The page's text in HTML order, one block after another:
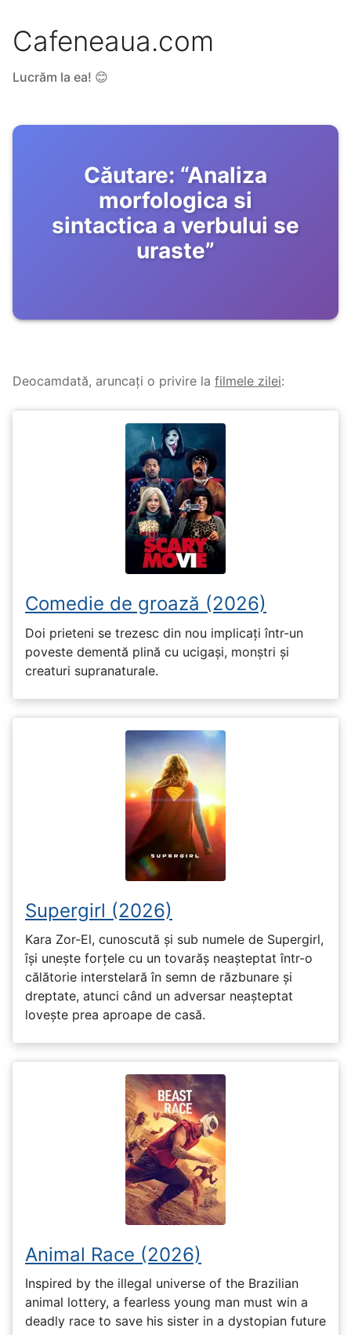
Cafeneaua.com
Lucrăm la ea! 😊
Căutare: “Analiza
morfologica si
sintactica a verbului se
uraste”
Deocamdată, aruncați o privire la filmele zilei:
Comedie de groază (2026)
Doi prieteni se trezesc din nou implicați într-un
poveste dementă plină cu ucigași, monștri și
creaturi supranaturale.
Supergirl (2026)
Kara Zor-El, cunoscută și sub numele de Supergirl,
își unește forțele cu un tovarăș neașteptat într-o
călătorie interstelară în semn de răzbunare și
dreptate, atunci când un adversar neașteptat
lovește prea aproape de casă.
Animal Race (2026)
Inspired by the illegal universe of the Brazilian
animal lottery, a fearless young man must win a
deadly race to save his sister in a dystopian future